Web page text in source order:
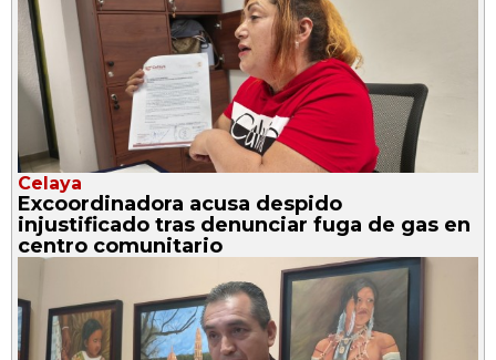
Celaya
Excoordinadora acusa despido
injustificado tras denunciar fuga de gas en
centro comunitario